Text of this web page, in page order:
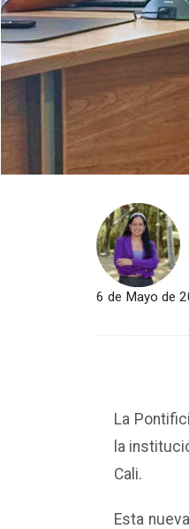
6 de Mayo de
La
la
Cali.
Esta